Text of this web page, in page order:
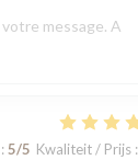
message. A
: 5/5 Kwaliteit / Prijs: